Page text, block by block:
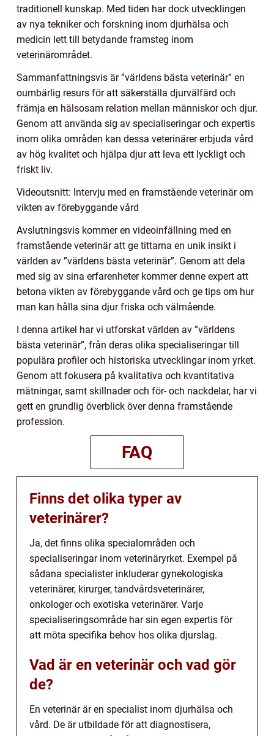
traditionell kunskap. Med tiden har dock utvecklingen
av nya tekniker och forskning inom djurhälsa och
medicin lett till betydande framsteg inom
veterinärområdet.
Sammanfattningsvis är ”världens bästa veterinär” en
oumbärlig resurs för att säkerställa djurvälfärd och
främja en hälsosam relation mellan människor och djur.
Genom att använda sig av specialiseringar och expertis
inom olika områden kan dessa veterinärer erbjuda vård
av hög kvalitet och hjälpa djur att leva ett lyckligt och
friskt liv.
Videoutsnitt: Intervju med en framstående veterinär om
vikten av förebyggande vård
Avslutningsvis kommer en videoinfällning med en
framstående veterinär att ge tittarna en unik insikt i
världen av ”världens bästa veterinär”. Genom att dela
med sig av sina erfarenheter kommer denne expert att
betona vikten av förebyggande vård och ge tips om hur
man kan hålla sina djur friska och välmående.
I denna artikel har vi utforskat världen av ”världens
bästa veterinär”, från deras olika specialiseringar till
populära profiler och historiska utvecklingar inom yrket.
Genom att fokusera på kvalitativa och kvantitativa
mätningar, samt skillnader och för- och nackdelar, har vi
gett en grundlig överblick över denna framstående
profession.
FAQ
Finns det olika typer av
veterinärer?
Ja, det finns olika specialområden och
specialiseringar inom veterinäryrket. Exempel på
sådana specialister inkluderar gynekologiska
veterinärer, kirurger, tandvårdsveterinärer,
onkologer och exotiska veterinärer. Varje
specialiseringsområde har sin egen expertis för
att möta specifika behov hos olika djurslag.
Vad är en veterinär och vad gör
de?
En veterinär är en specialist inom djurhälsa och
vård. De är utbildade för att diagnostisera,